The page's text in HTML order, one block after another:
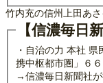
竹内充の信州上田あさ
【信濃毎日新
・自治の力 本社
携中枢都市圏」６
→信濃毎日新聞社